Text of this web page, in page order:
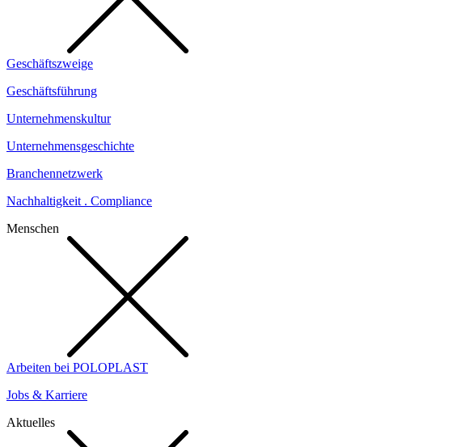
Geschäftszweige
Geschäftsführung
Unternehmenskultur
Unternehmensgeschichte
Branchennetzwerk
Nachhaltigkeit . Compliance
Menschen
Arbeiten bei POLOPLAST
Jobs & Karriere
Aktuelles